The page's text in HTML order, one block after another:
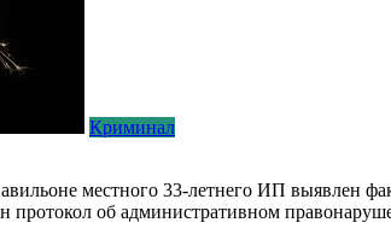
Криминал
местного 33-летнего ИП выявлен
об административном